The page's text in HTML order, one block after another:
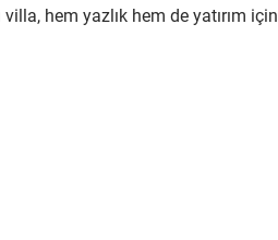
hem yazlık hem de yatırım için